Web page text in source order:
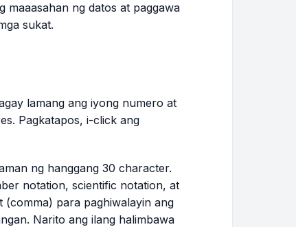
maaasahan ng datos at paggawa
sukat.
lamang ang iyong numero at
Pagkatapos, i-click ang
ng hanggang 30 character.
notation, scientific notation, at
(comma) para paghiwalayin ang
Narito ang ilang halimbawa